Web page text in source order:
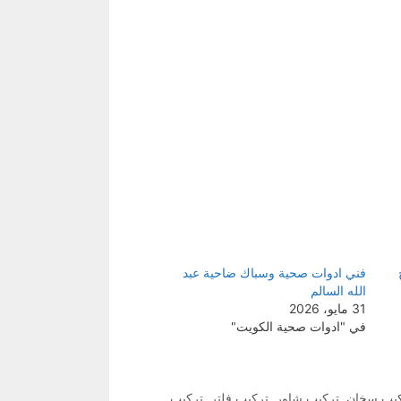
فني ادوات صحية وسباك ضاحية عبد
الله السالم
31 مايو، 2026
في "ادوات صحية الكويت"